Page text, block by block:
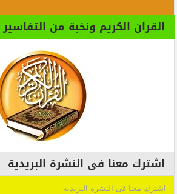
القران الكريم ونخبة من
اشترك معنا فى النشرة البريدية
اشترك معنا فى النشرة البريدية